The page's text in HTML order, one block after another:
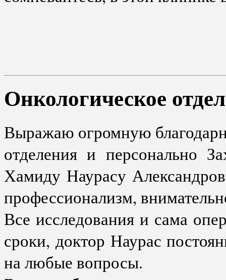
Онкологическое
Выражаю огромную
отделения и персонально
Хамиду Наурасу
профессионализм,
Все исследования и сама
сроки, доктор Наурас
на любые вопросы.